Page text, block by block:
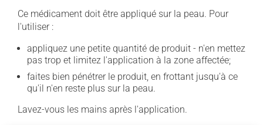
Ce médicament doit être appliqué sur la peau. Pour
l'utiliser :
appliquez une petite quantité de produit - n'en mettez
pas trop et limitez l'application à la zone affectée;
faites bien pénétrer le produit, en frottant jusqu'à ce
qu'il n'en reste plus sur la peau.
Lavez-vous les mains après l'application.